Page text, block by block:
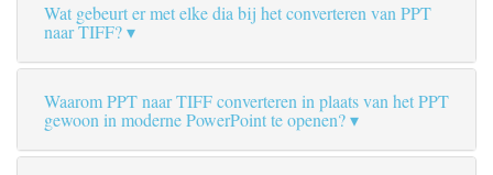
Wat gebeurt er met elke dia bij het converteren van PPT
naar TIFF?
Waarom PPT naar TIFF converteren in plaats van het PPT
gewoon in moderne PowerPoint te openen?